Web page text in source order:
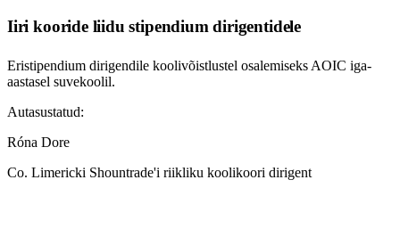
Iiri kooride liidu stipendium dirigentidele
Eristipendium dirigendile koolivõistlustel osalemiseks AOIC iga-
aastasel suvekoolil.
Autasustatud:
Róna Dore
Co. Limericki Shountrade'i riikliku koolikoori dirigent